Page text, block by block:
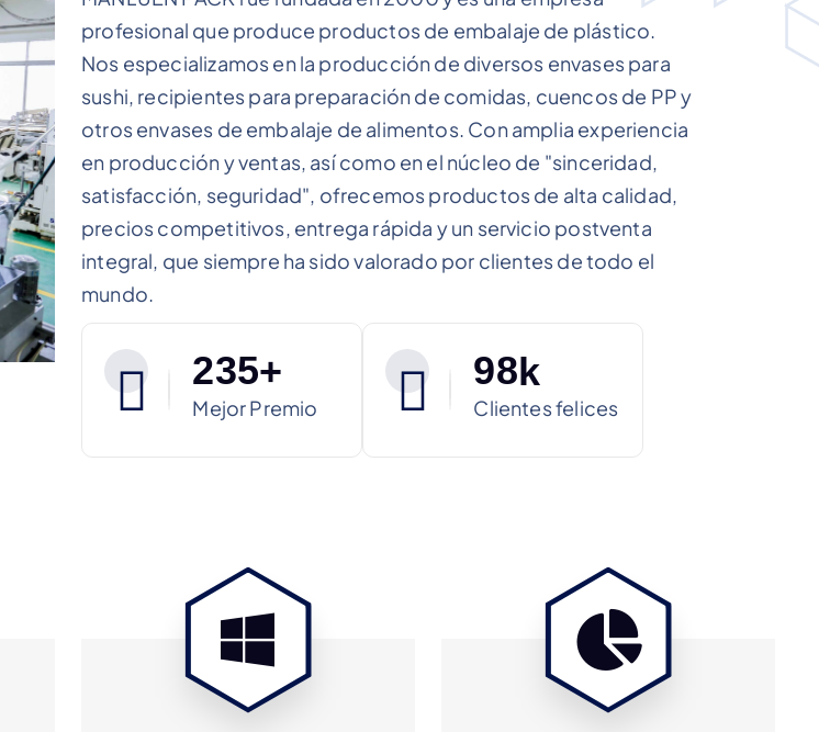
profesional que produce productos de embalaje de plástico.
Nos especializamos en la producción de diversos envases para
sushi, recipientes para preparación de comidas, cuencos de PP y
otros envases de embalaje de alimentos. Con amplia experiencia
en producción y ventas, así como en el núcleo de "sinceridad,
satisfacción, seguridad", ofrecemos productos de alta calidad,
precios competitivos, entrega rápida y un servicio postventa
integral, que siempre ha sido valorado por clientes de todo el
mundo.
235+
Mejor Premio
98k
Clientes felices